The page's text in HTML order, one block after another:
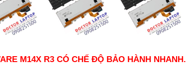
M14X R3 CÓ CHẾ ĐỘ BẢO HÀNH NHANH.